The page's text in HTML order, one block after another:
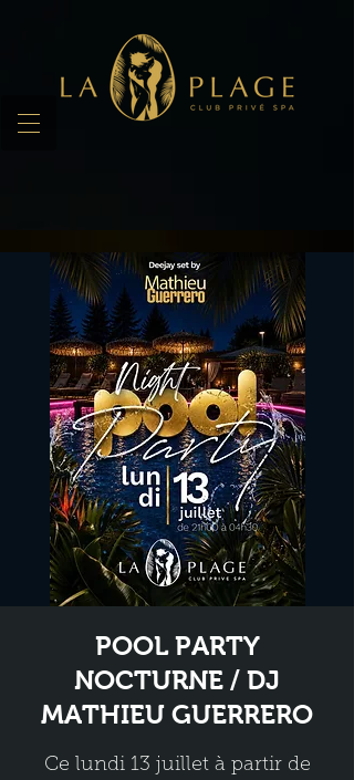
POOL PARTY
NOCTURNE / DJ
MATHIEU GUERRERO
Ce lundi 13 juillet à partir de